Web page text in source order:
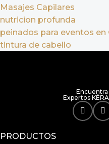
Masajes Capilares
nutricion profunda
peinados para eventos en
tintura de cabello
Encuentra
Expertos
PRODUCTOS